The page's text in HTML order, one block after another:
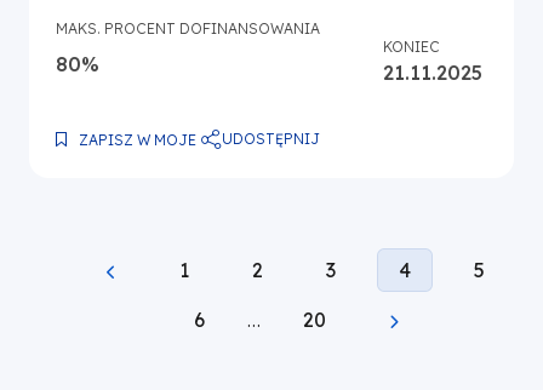
MAKS. PROCENT DOFINANSOWANIA
80%
KONIEC
21.11.2025
ZAPISZ W MOJE UDOSTĘPNIJ
Page
1 Page
2 Page
3
Current
page
4 Page
5
Page
6 … Page
20